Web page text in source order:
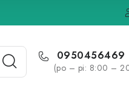
0950456469
(po – pi: 8:00 –